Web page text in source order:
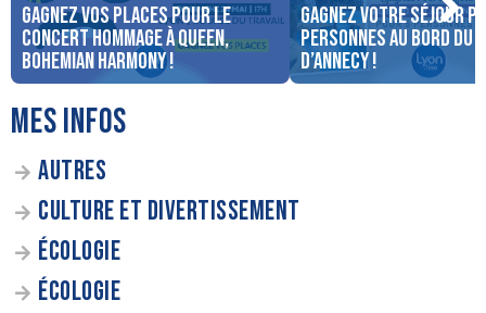
Gagnez vos places pour le
concert Hommage à Queen,
Bohemian Harmony !
Gagnez votre séjour
personnes au bord du
d’Annecy !
MES INFOS
AUTRES
CULTURE ET DIVERTISSEMENT
ÉCOLOGIE
ÉCOLOGIE